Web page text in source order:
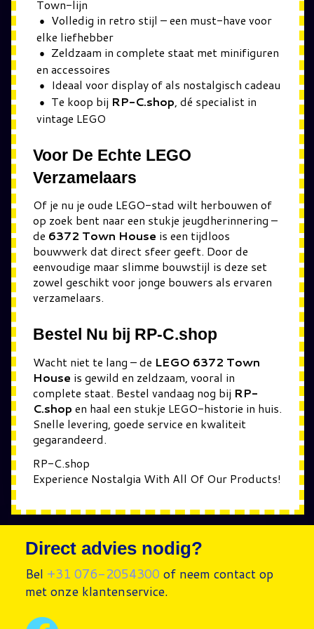
Town-lijn
Volledig in retro stijl – een must-have voor
elke liefhebber
Zeldzaam in complete staat met minifiguren
en accessoires
Ideaal voor display of als nostalgisch cadeau
Te koop bij RP-C.shop , dé specialist in
vintage LEGO
Voor De Echte LEGO
Verzamelaars
Of je nu je oude LEGO-stad wilt herbouwen of
op zoek bent naar een stukje jeugdherinnering –
de 6372 Town House is een tijdloos
bouwwerk dat direct sfeer geeft. Door de
eenvoudige maar slimme bouwstijl is deze set
zowel geschikt voor jonge bouwers als ervaren
verzamelaars.
Bestel Nu bij RP-C.shop
Wacht niet te lang – de LEGO 6372 Town
House is gewild en zeldzaam, vooral in
complete staat. Bestel vandaag nog bij RP-
C.shop en haal een stukje LEGO-historie in huis.
Snelle levering, goede service en kwaliteit
gegarandeerd.
RP-C.shop
Experience Nostalgia With All Of Our Products!
Direct advies nodig?
Bel +31 076-2054300 of neem contact op
met onze klantenservice.